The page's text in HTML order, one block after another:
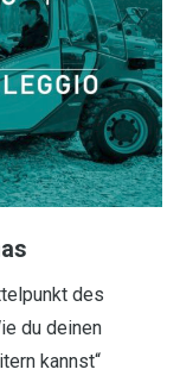
des
du deinen
kannst“